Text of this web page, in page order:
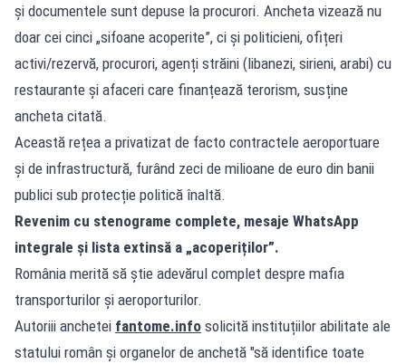
și documentele sunt depuse la procurori. Ancheta vizează nu
doar cei cinci „sifoane acoperite”, ci și politicieni, ofițeri
activi/rezervă, procurori, agenți străini (libanezi, sirieni, arabi) cu
restaurante și afaceri care finanțează terorism, susține
ancheta citată.
Această rețea a privatizat de facto contractele aeroportuare
și de infrastructură, furând zeci de milioane de euro din banii
publici sub protecție politică înaltă.
Revenim cu stenograme complete, mesaje WhatsApp
integrale și lista extinsă a „acoperiților”.
România merită să știe adevărul complet despre mafia
transporturilor și aeroporturilor.
Autoriii anchetei fantome.info solicită instituțiilor abilitate ale
statului român și organelor de anchetă "să identifice toate